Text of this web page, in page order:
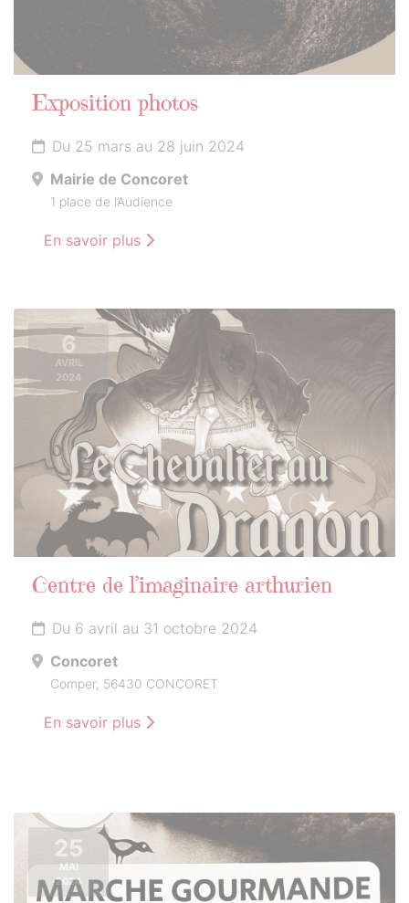
Exposition photos
Du 25 mars au 28 juin 2024
Mairie de Concoret
1 place de l’Audience
En savoir plus
6
AVRIL
2024
Centre de l’imaginaire arthurien
Du 6 avril au 31 octobre 2024
Concoret
Comper, 56430 CONCORET
En savoir plus
25
MAI
2024